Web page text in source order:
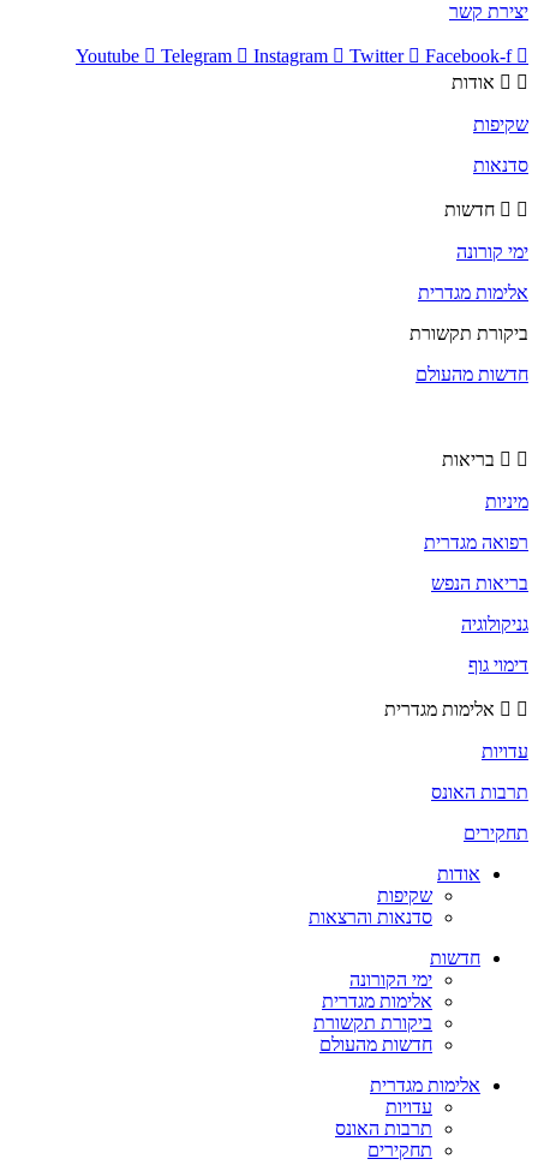
יצירת קשר
Youtube Telegram Instagram Twitter
Facebook-f
אודות
שקיפות
סדנאות
חדשות
ימי קורונה
אלימות מגדרית
ביקורת תקשורת
חדשות מהעולם
בריאות
מיניות
רפואה מגדרית
בריאות הנפש
גניקולוגיה
דימוי גוף
אלימות מגדרית
עדויות
תרבות האונס
תחקירים
אודות
שקיפות
סדנאות והרצאות
חדשות
ימי הקורונה
אלימות מגדרית
ביקורת תקשורת
חדשות מהעולם
אלימות מגדרית
עדויות
תרבות האונס
תחקירים